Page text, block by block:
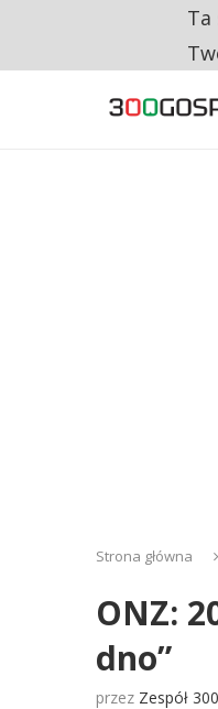
Strona główna
ONZ:
dno”
przez Zespół